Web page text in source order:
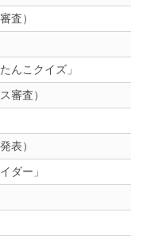
査）
んこクイズ」
審査）
表）
ダー」